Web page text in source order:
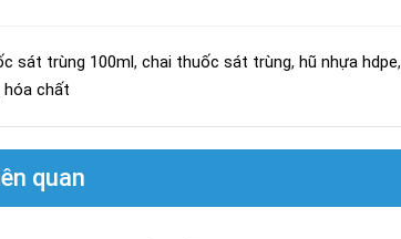
sát trùng 100ml, chai thuốc sát trùng, hũ nhựa hdpe,
hóa chất
quan